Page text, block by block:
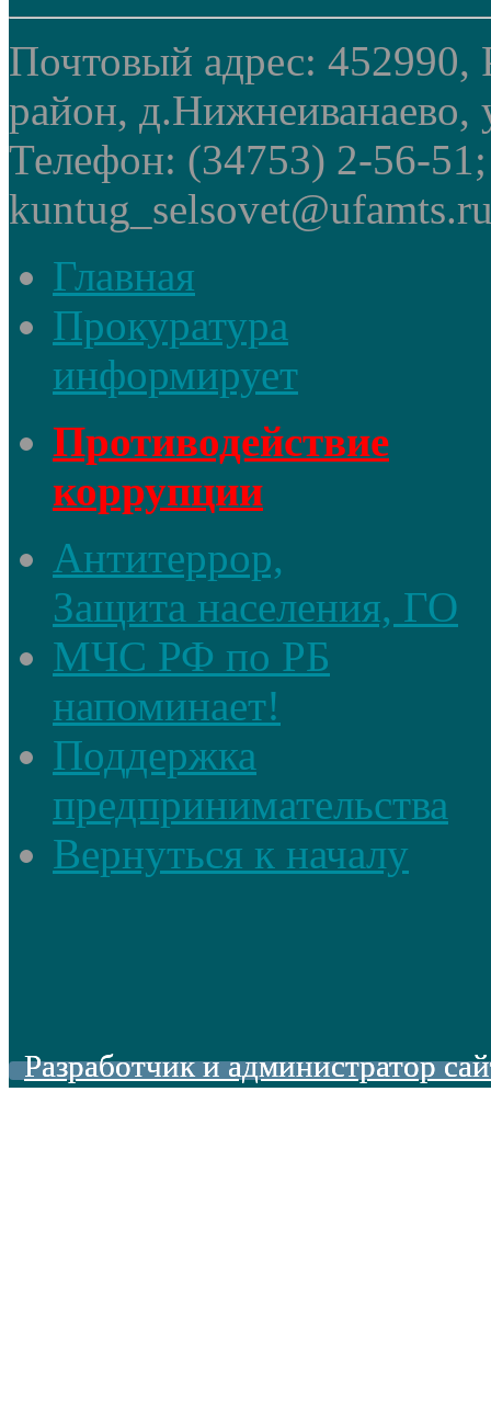
Почтовый адрес: 452990,
район, д.Нижнеиванаево,
Телефон: (34753) 2-56-
Главная
Прокуратура
информирует
Противодействие
коррупции
Антитеррор,
Защита населения, ГО
МЧС РФ по РБ
напоминает!
Поддержка
предпринимательства
Вернуться к началу
Разработчик и администратор